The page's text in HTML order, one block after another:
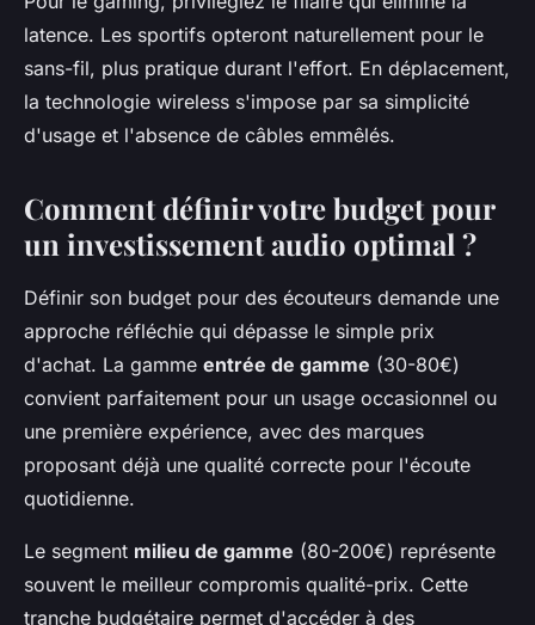
latence. Les sportifs opteront naturellement pour le
sans-fil, plus pratique durant l'effort. En déplacement,
la technologie wireless s'impose par sa simplicité
d'usage et l'absence de câbles emmêlés.
Comment définir votre budget pour
un investissement audio optimal ?
Définir son budget pour des écouteurs demande une
approche réfléchie qui dépasse le simple prix
d'achat. La gamme entrée de gamme (30-80€)
convient parfaitement pour un usage occasionnel ou
une première expérience, avec des marques
proposant déjà une qualité correcte pour l'écoute
quotidienne.
Le segment milieu de gamme (80-200€) représente
souvent le meilleur compromis qualité-prix. Cette
tranche budgétaire permet d'accéder à des